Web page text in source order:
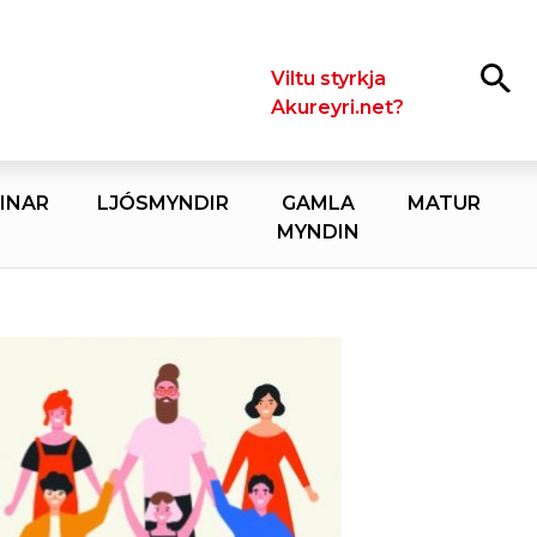
LeitaViltu styrkja
Akureyri.net?
LJÓSMYNDIR
GAMLA
MYNDIN
MATUR